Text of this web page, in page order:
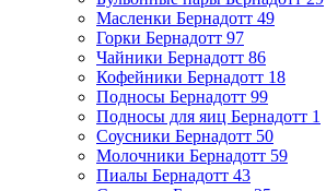
Масленки Бернадотт 49
Горки Бернадотт 97
Чайники Бернадотт 86
Кофейники Бернадотт 18
Подносы Бернадотт 99
Подносы для яиц Бернадотт 1
Соусники Бернадотт 50
Молочники Бернадотт 59
Пиалы Бернадотт 43